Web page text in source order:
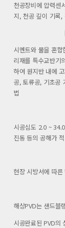
천공장비에 압력센
지, 천공 깊이 기록,
시멘트와 물을 혼
리재를 특수교반기
하여 원지반 내에
공, 토류공, 기초공
법
시공심도 2.0 ~
진동 등의 공해가
현장 시방서에 따
해상PVD는 샌드블
시공완료된 PVD의